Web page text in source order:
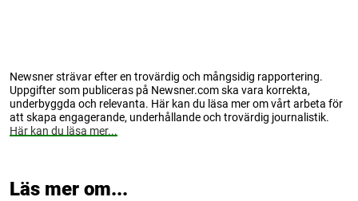
Newsner strävar efter en trovärdig och mångsidig rapportering.
Uppgifter som publiceras på Newsner.com ska vara korrekta,
underbyggda och relevanta. Här kan du läsa mer om vårt arbeta för
att skapa engagerande, underhållande och trovärdig journalistik.
Här kan du läsa mer...
Läs mer om...